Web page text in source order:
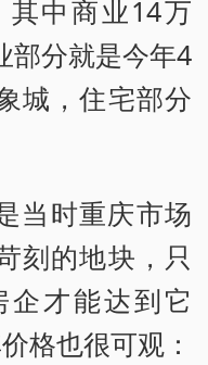
中商业14万
部分就是今年4
城，住宅部分
当时重庆市场
刻的地块，只
才能达到它
格也很可观：